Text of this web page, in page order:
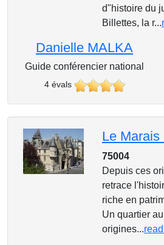
d"histoire du
Billettes, la r...
Danielle MALKA
Guide conférencier national
4 évals
75004
Depuis ces
retrace
riche en
Un quartier
origines...